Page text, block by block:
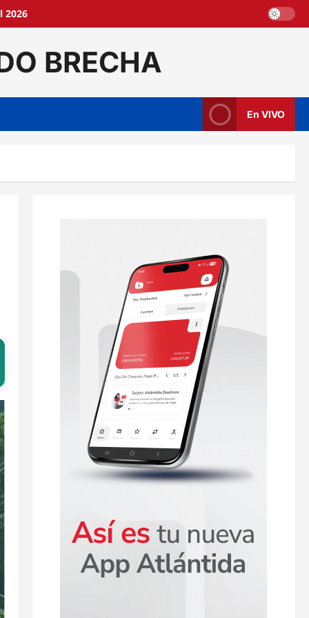
2026
BRECHA
En VIVO